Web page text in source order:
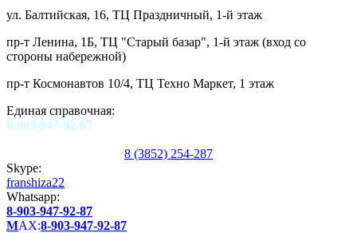
ул. Балтийская, 16, ТЦ Праздничный, 1-й этаж
пр-т Ленина, 1Б, ТЦ "Старый базар", 1-й этаж (вход со
стороны набережной)
пр-т Космонавтов 10/4, ТЦ Техно Маркет, 1 этаж
Единая справочная:
8-903-947-92-87
8 (3852) 254-287
Skype:
franshiza22
Whatsapp:
8-903-947-92-87
MAX:8-903-947-92-87